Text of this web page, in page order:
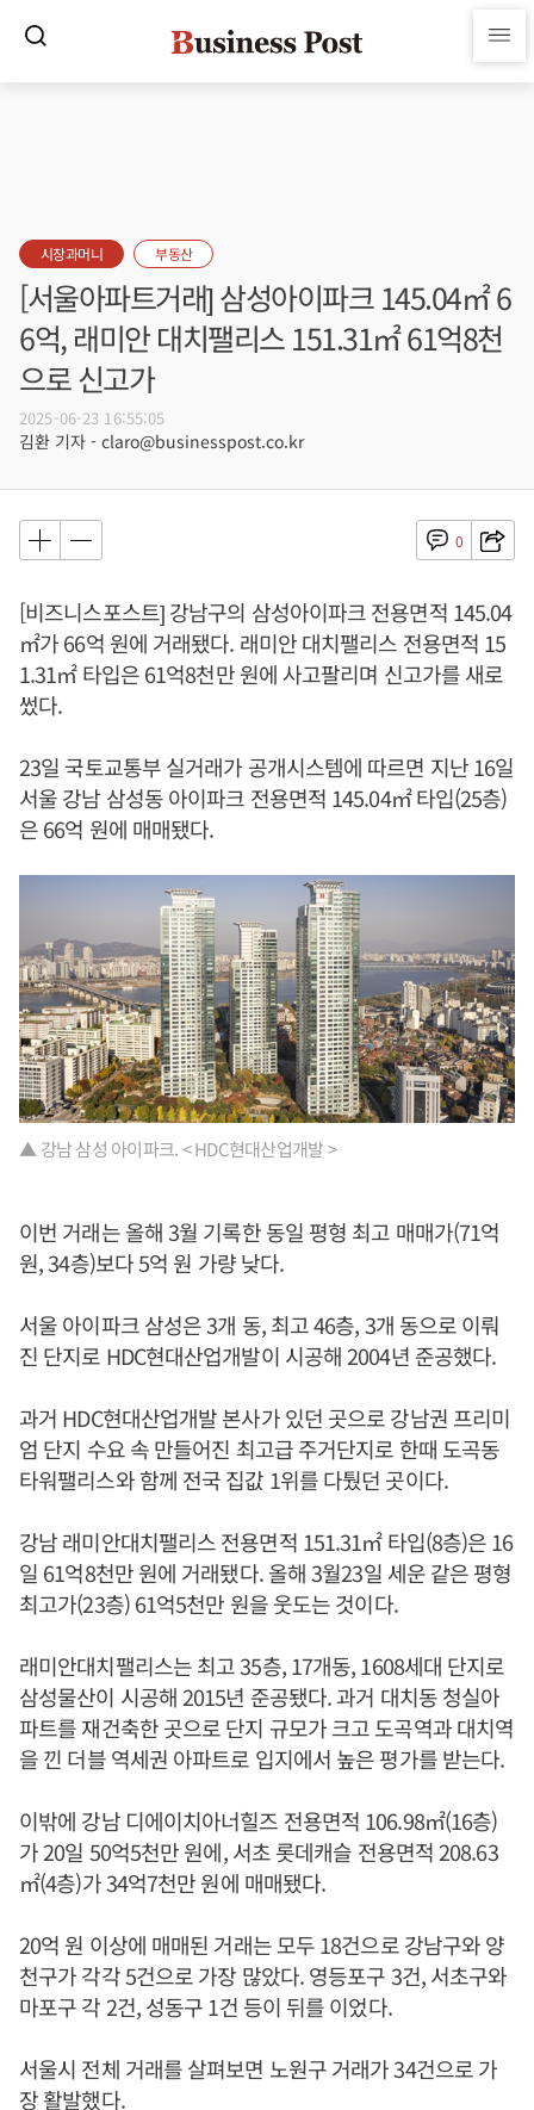
시장과머니 부동산
[서울아파트거래] 삼성아이파크 145.04㎡ 6
6억, 래미안 대치팰리스 151.31㎡ 61억8천
으로 신고가
2025-06-23 16:55:05
김환 기자 - claro@businesspost.co.kr
0
[비즈니스포스트] 강남구의 삼성아이파크 전용면적 145.04
㎡가 66억 원에 거래됐다. 래미안 대치팰리스 전용면적 15
1.31㎡ 타입은 61억8천만 원에 사고팔리며 신고가를 새로
썼다.
23일 국토교통부 실거래가 공개시스템에 따르면 지난 16일
서울 강남 삼성동 아이파크 전용면적 145.04㎡ 타입(25층)
은 66억 원에 매매됐다.
▲ 강남 삼성 아이파크. < HDC현대산업개발 >
이번 거래는 올해 3월 기록한 동일 평형 최고 매매가(71억
원, 34층)보다 5억 원 가량 낮다.
서울 아이파크 삼성은 3개 동, 최고 46층, 3개 동으로 이뤄
진 단지로 HDC현대산업개발이 시공해 2004년 준공했다.
과거 HDC현대산업개발 본사가 있던 곳으로 강남권 프리미
엄 단지 수요 속 만들어진 최고급 주거단지로 한때 도곡동
타워팰리스와 함께 전국 집값 1위를 다퉜던 곳이다.
강남 래미안대치팰리스 전용면적 151.31㎡ 타입(8층)은 16
일 61억8천만 원에 거래됐다. 올해 3월23일 세운 같은 평형
최고가(23층) 61억5천만 원을 웃도는 것이다.
래미안대치팰리스는 최고 35층, 17개동, 1608세대 단지로
삼성물산이 시공해 2015년 준공됐다. 과거 대치동 청실아
파트를 재건축한 곳으로 단지 규모가 크고 도곡역과 대치역
을 낀 더블 역세권 아파트로 입지에서 높은 평가를 받는다.
이밖에 강남 디에이치아너힐즈 전용면적 106.98㎡(16층)
가 20일 50억5천만 원에, 서초 롯데캐슬 전용면적 208.63
㎡(4층)가 34억7천만 원에 매매됐다.
20억 원 이상에 매매된 거래는 모두 18건으로 강남구와 양
천구가 각각 5건으로 가장 많았다. 영등포구 3건, 서초구와
마포구 각 2건, 성동구 1건 등이 뒤를 이었다.
서울시 전체 거래를 살펴보면 노원구 거래가 34건으로 가
장 활발했다.